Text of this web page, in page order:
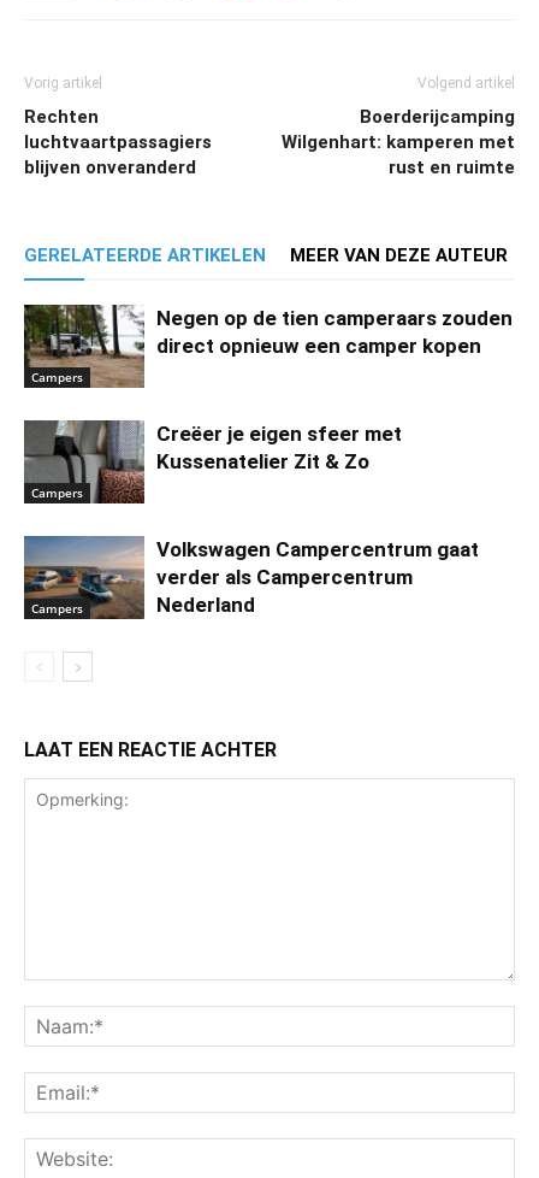
Vorig artikel
Rechten
luchtvaartpassagiers
blijven onveranderd
Volgend artikel
Boerderijcamping
Wilgenhart: kamperen met
rust en ruimte
GERELATEERDE ARTIKELEN MEER VAN DEZE AUTEUR
Campers
Negen op de tien camperaars zouden
direct opnieuw een camper kopen
Campers
Creëer je eigen sfeer met
Kussenatelier Zit & Zo
Campers
Volkswagen Campercentrum gaat
verder als Campercentrum
Nederland
LAAT EEN REACTIE ACHTER